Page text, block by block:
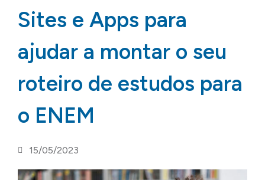
Sites e Apps para
ajudar a montar o seu
roteiro de estudos para
o ENEM
15/05/2023